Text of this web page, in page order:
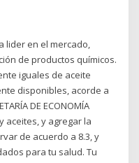
lider en el mercado,
de productos químicos.
iguales de aceite
disponibles, acorde a
DE ECONOMÍA
aceites, y agregar la
de acuerdo a 8.3, y
para tu salud. Tu